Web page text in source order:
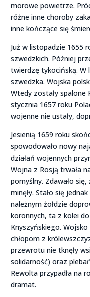
morowe powietrze.
różne inne choroby
inne kończące się
Już w listopadzie 1655
szwedzkich. Później
twierdzę tykocińską. W
szwedzka. Wojska
Wtedy zostały spalone
stycznia 1657 roku
wojenne nie ustały,
Jesienią 1659 roku
spowodowało nowy
działań wojennych
Wojna z Rosją trwała
pomyślny. Zdawało
minęły. Stało się
należnym żołdzie
koronnych, ta z kolei
Knyszyńskiego.
chłopom z
przewrotu nie tknęły
solidarność) oraz
Rewolta przypadła na
dramat.